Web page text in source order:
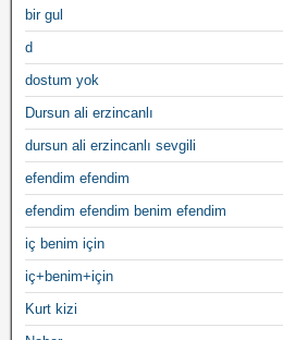
bir gul
d
dostum yok
Dursun ali erzincanlı
dursun ali erzincanlı sevgili
efendim efendim
efendim efendim benim efendim
iç benim için
iç+benim+için
Kurt kizi